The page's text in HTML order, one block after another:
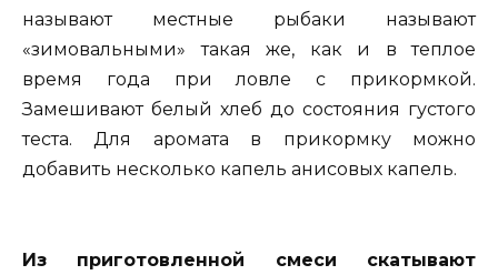
называют местные рыбаки называют
«зимовальными» такая же, как и в теплое
время года при ловле с прикормкой.
Замешивают белый хлеб до состояния густого
теста. Для аромата в прикормку можно
добавить несколько капель анисовых капель.
Из приготовленной смеси скатывают